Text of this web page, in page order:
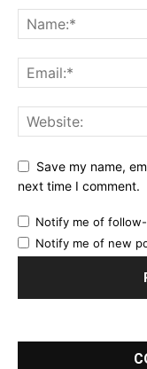
Save my name,
next time I comment.
Notify me of
Notify me of new